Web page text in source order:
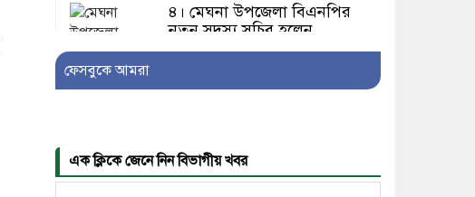
৪। মেঘনা উপজেলা বিএনপির
নতুন সদস্য সচিব হলেন
সালাউদ্দিন সরকার
৫। জেলা পুলিশ সুপার থেকে
সম্মাননা পেলেন দাউদকান্দি
মডেল থানার এএসআই সজল
ফেসবুকে আমরা
এক ক্লিকে জেনে নিন বিভাগীয় খবর